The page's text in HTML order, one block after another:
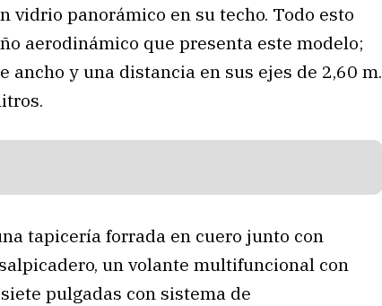
vidrio panorámico en su techo. Todo esto
aerodinámico que presenta este modelo;
ancho y una distancia en sus ejes de 2,60 m.
tapicería forrada en cuero junto con
un volante multifuncional con
pulgadas con sistema de